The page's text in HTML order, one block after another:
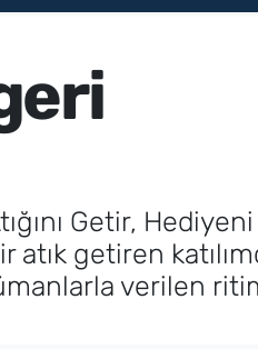
Getir,
getiren
verilen